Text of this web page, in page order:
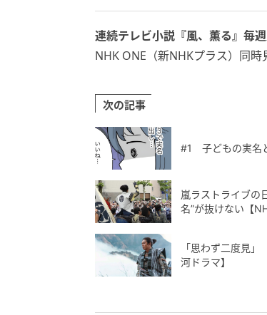
連続テレビ小説『風、薫る』毎
NHK ONE（新NHKプラス）同
次の記事
#1 子どもの実名
嵐ラストライブの
名”が抜けない【
「思わず二度見
河ドラマ】